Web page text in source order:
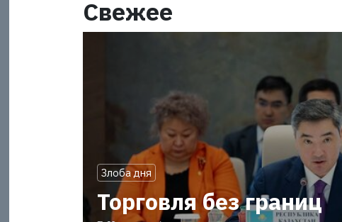
Свежее
Злоба дня
Торговля без границ